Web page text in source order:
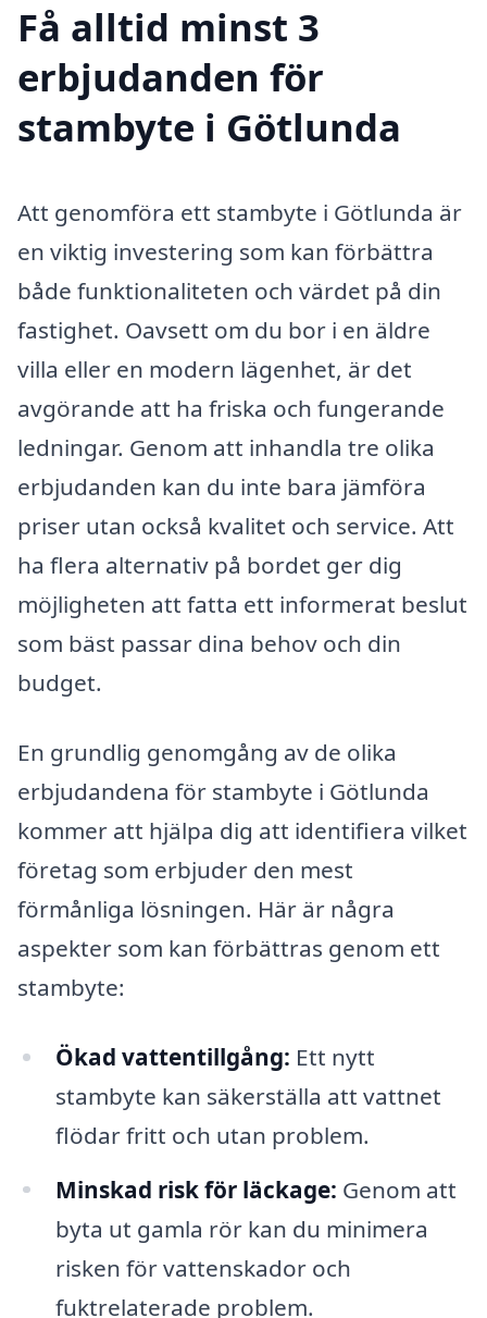
Få alltid minst 3
erbjudanden för
stambyte i Götlunda
Att genomföra ett stambyte i Götlunda är
en viktig investering som kan förbättra
både funktionaliteten och värdet på din
fastighet. Oavsett om du bor i en äldre
villa eller en modern lägenhet, är det
avgörande att ha friska och fungerande
ledningar. Genom att inhandla tre olika
erbjudanden kan du inte bara jämföra
priser utan också kvalitet och service. Att
ha flera alternativ på bordet ger dig
möjligheten att fatta ett informerat beslut
som bäst passar dina behov och din
budget.
En grundlig genomgång av de olika
erbjudandena för stambyte i Götlunda
kommer att hjälpa dig att identifiera vilket
företag som erbjuder den mest
förmånliga lösningen. Här är några
aspekter som kan förbättras genom ett
stambyte:
Ökad vattentillgång: Ett nytt
stambyte kan säkerställa att vattnet
flödar fritt och utan problem.
Minskad risk för läckage: Genom att
byta ut gamla rör kan du minimera
risken för vattenskador och
fuktrelaterade problem.